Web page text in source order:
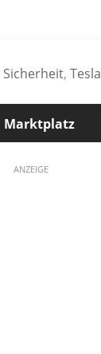
Sicherheit, Tesla
Marktplatz
ANZEIGE